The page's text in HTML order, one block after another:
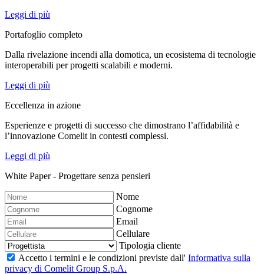
Leggi di più
Portafoglio completo
Dalla rivelazione incendi alla domotica, un ecosistema di tecnologie
interoperabili per progetti scalabili e moderni.
Leggi di più
Eccellenza in azione
Esperienze e progetti di successo che dimostrano l’affidabilità e
l’innovazione Comelit in contesti complessi.
Leggi di più
White Paper - Progettare senza pensieri
Nome
Cognome
Email
Cellulare
Tipologia cliente
Accetto i termini e le condizioni previste dall' Informativa sulla
privacy di Comelit Group S.p.A.